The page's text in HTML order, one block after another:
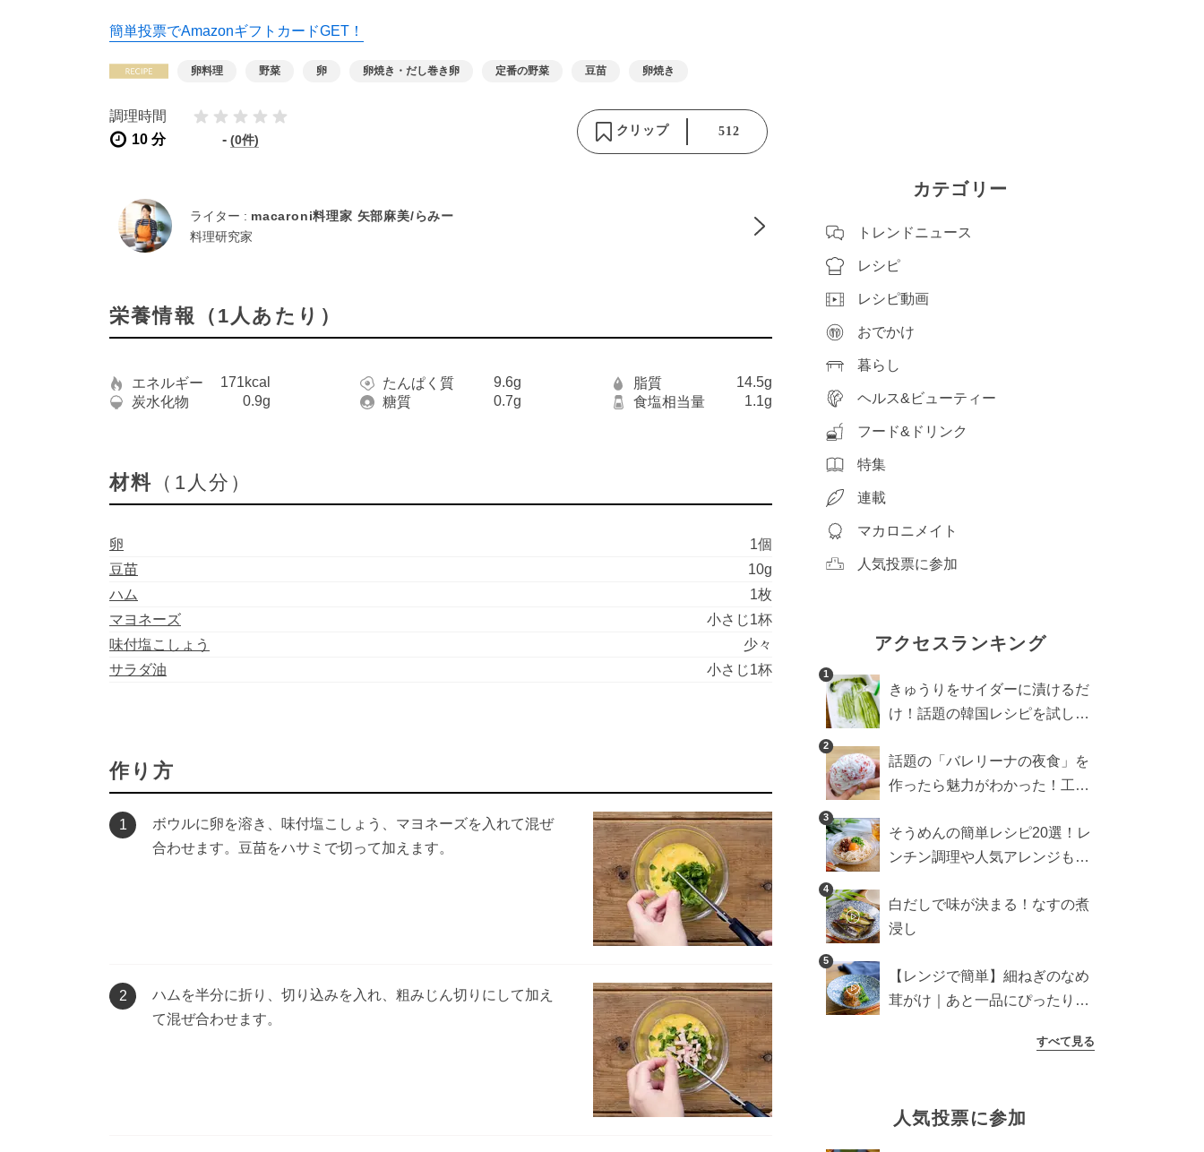
簡単投票でAmazonギフトカードGET！
卵料理 野菜 卵 卵焼き・だし巻き卵 定番の野菜 豆苗 卵焼き
調理時間
10 分
- (0件)
クリップ 512
ライター : macaroni料理家 矢部麻美/らみー
料理研究家
栄養情報（1人あたり）
エネルギー 171kcal たんぱく質 9.6g 脂質
14.5g
炭水化物
0.9g 糖質 0.7g 食塩相当量 1.1g
材料 （1人分）
卵
1個
豆苗
10g
ハム
1枚
マヨネーズ
小さじ1杯
味付塩こしょう
少々
サラダ油
小さじ1杯
作り方
1
ボウルに卵を溶き、味付塩こしょう、マヨネーズを入れて混ぜ
合わせます。豆苗をハサミで切って加えます。
2
ハムを半分に折り、切り込みを入れ、粗みじん切りにして加え
て混ぜ合わせます。
カテゴリー
トレンドニュース
レシピ
レシピ動画
おでかけ
暮らし
ヘルス&ビューティー
フード&ドリンク
特集
連載
マカロニメイト
人気投票に参加
アクセスランキング
1
きゅうりをサイダーに漬けるだ
け！話題の韓国レシピを試した
2
話題の「バレリーナの夜食」を
作ったら魅力がわかった！工程
3
そうめんの簡単レシピ20選！レ
ンチン調理や人気アレンジも紹
4
白だしで味が決まる！なすの煮
浸し
5
【レンジで簡単】細ねぎのなめ
茸がけ｜あと一品にぴったり副
すべて見る
人気投票に参加